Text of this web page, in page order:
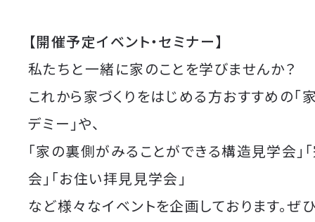
【開催予定イベント・セミナー】
私たちと一緒に家のことを学びませんか？
これから家づくりをはじめる方おすすめの「
デミー」や、
「家の裏側がみることができる構造見学会」
会」「お住い拝見見学会」
など様々なイベントを企画しております。ぜ